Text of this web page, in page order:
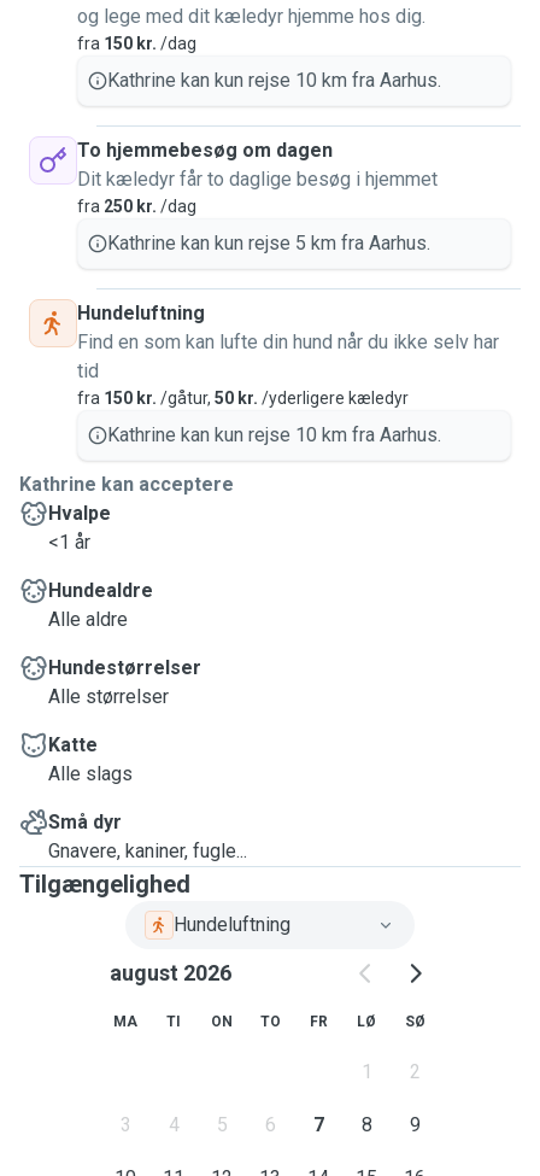
og lege med dit kæledyr hjemme hos dig.
fra 150 kr. /dag
Kathrine kan kun rejse 10 km fra Aarhus.
To hjemmebesøg om dagen
Dit kæledyr får to daglige besøg i hjemmet
fra 250 kr. /dag
Kathrine kan kun rejse 5 km fra Aarhus.
Hundeluftning
Find en som kan lufte din hund når du ikke selv har
tid
fra 150 kr. /gåtur, 50 kr. /yderligere kæledyr
Kathrine kan kun rejse 10 km fra Aarhus.
Kathrine kan acceptere
Hvalpe
<1 år
Hundealdre
Alle aldre
Hundestørrelser
Alle størrelser
Katte
Alle slags
Små dyr
Gnavere, kaniner, fugle...
Tilgængelighed
Hundeluftning
august 2026
MA TI ON TO FR LØ SØ
1 2
3 4 5 6 7 8 9